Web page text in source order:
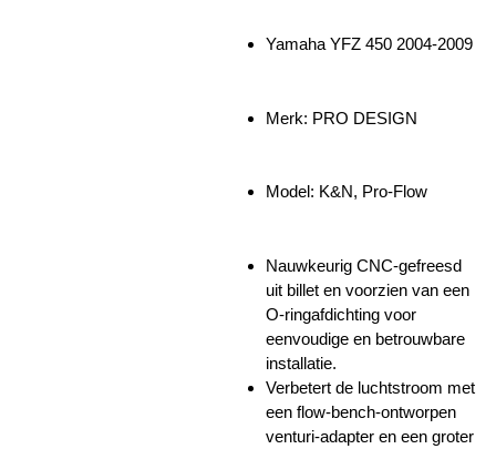
Yamaha YFZ 450 2004-2009
Merk: PRO DESIGN
Model: K&N, Pro-Flow
Nauwkeurig CNC-gefreesd
uit billet en voorzien van een
O-ringafdichting voor
eenvoudige en betrouwbare
installatie.
Verbetert de luchtstroom met
een flow-bench-ontworpen
venturi-adapter en een groter